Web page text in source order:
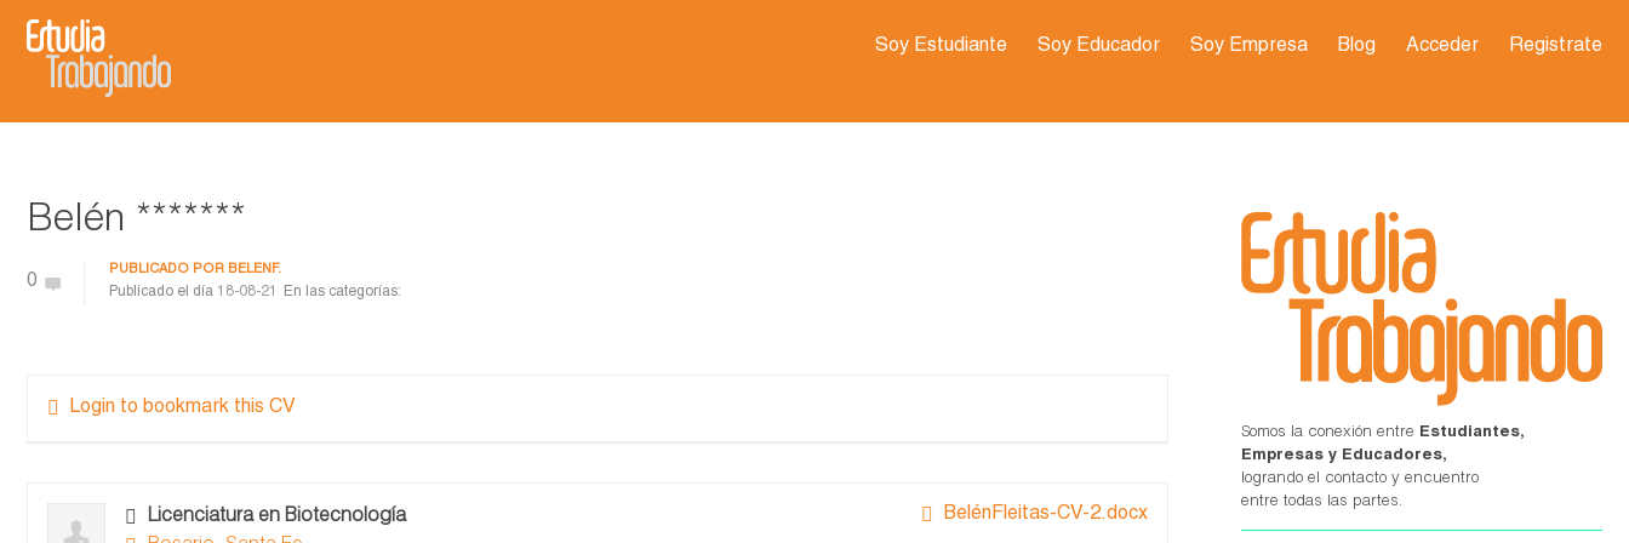
Soy Estudiante Soy Educador Soy Empresa Blog Acceder Registrate
Belén *******
0
PUBLICADO POR BELENF.
Publicado el día 18-08-21 En las categorías:
Login to bookmark this CV
BelénFleitas-CV-2.docx
Licenciatura en Biotecnología
Somos la conexión entre Estudiantes,
Empresas y Educadores,
logrando el contacto y encuentro
entre todas las partes.